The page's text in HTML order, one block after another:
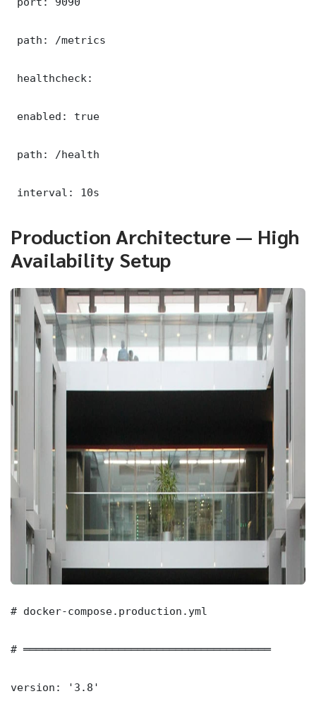
path: /metrics
healthcheck:
enabled: true
path: /health
interval: 10s
Production Architecture — High
Availability Setup
# docker-compose.production.yml
# ═══════════════════════════════════════
version: '3.8'